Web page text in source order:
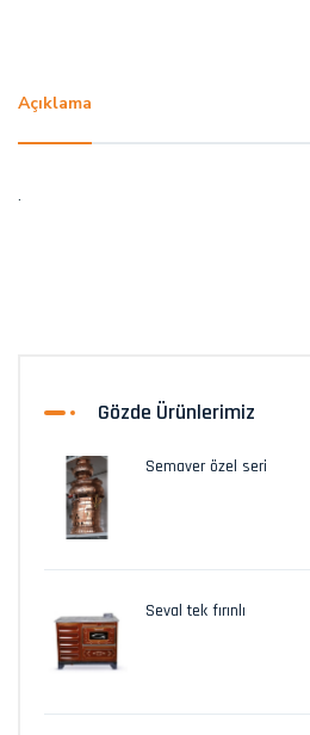
Açıklama
.
Gözde Ürünlerimiz
Semaver özel seri
Seval tek fırınlı